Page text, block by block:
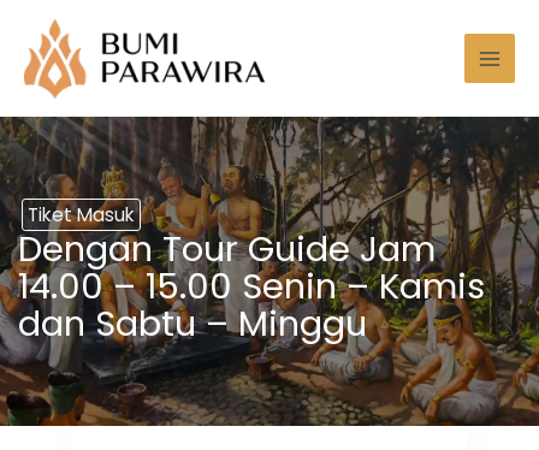
konten
Tiket Masuk
Dengan Tour Guide Jam
14.00 – 15.00 Senin – Kamis
dan Sabtu – Minggu